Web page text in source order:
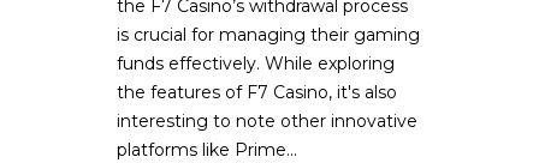
the F7 Casino’s withdrawal process
is crucial for managing their gaming
funds effectively. While exploring
the features of F7 Casino, it's also
interesting to note other innovative
platforms like Prime...